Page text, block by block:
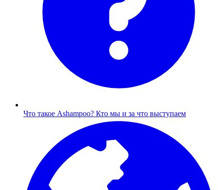
Что такое Ashampoo? Кто мы и за что выступаем